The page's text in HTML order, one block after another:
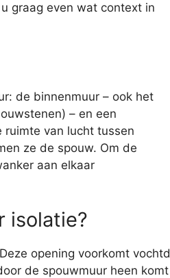
graag even wat context in
de binnenmuur – ook het
– en een
van lucht tussen
ze de spouw. Om de
aan elkaar
isolatie?
opening voorkomt
de spouwmuur heen